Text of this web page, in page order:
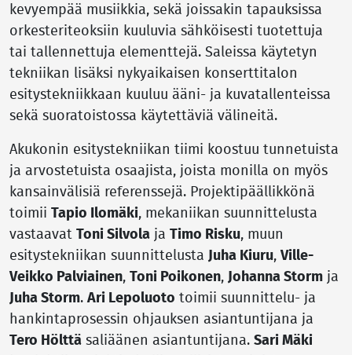
kevyempää musiikkia, sekä joissakin tapauksissa
orkesteriteoksiin kuuluvia sähköisesti tuotettuja
tai tallennettuja elementtejä. Saleissa käytetyn
tekniikan lisäksi nykyaikaisen konserttitalon
esitystekniikkaan kuuluu ääni- ja kuvatallenteissa
sekä suoratoistossa käytettäviä välineitä.
Akukonin esitystekniikan tiimi koostuu tunnetuista
ja arvostetuista osaajista, joista monilla on myös
kansainvälisiä referenssejä. Projektipäällikkönä
toimii Tapio Ilomäki, mekaniikan suunnittelusta
vastaavat Toni Silvola ja Timo Risku, muun
esitystekniikan suunnittelusta Juha Kiuru, Ville-
Veikko Palviainen, Toni Poikonen, Johanna Storm ja
Juha Storm. Ari Lepoluoto toimii suunnittelu- ja
hankintaprosessin ohjauksen asiantuntijana ja
Tero Hölttä saliäänen asiantuntijana. Sari Mäki